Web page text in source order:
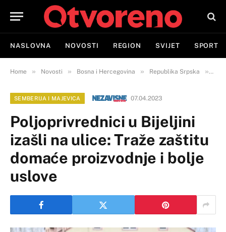
NASLOVNA NOVOSTI REGION SVIJET SPORT
Home » Novosti » Bosna i Hercegovina » Republika Srpska »
SEMBERIJA I MAJEVICA 07.04.2023
Poljoprivrednici u Bijeljini
izašli na ulice: Traže zaštitu
domaće proizvodnje i bolje
uslove